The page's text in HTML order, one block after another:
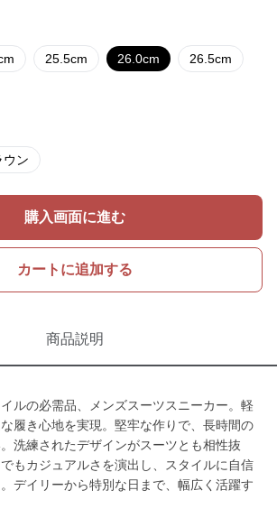
25.5cm 26.0cm 26.5cm
ウン
購入画面に進む
カートに追加する
商品説明
ルの必需品、メンズスーツスニーカー。軽
履き心地を実現。堅牢な作りで、長時間の
洗練されたデザインがスーツとも相性抜
もカジュアルさを演出し、スタイルに自信
デイリーから特別な日まで、幅広く活躍す